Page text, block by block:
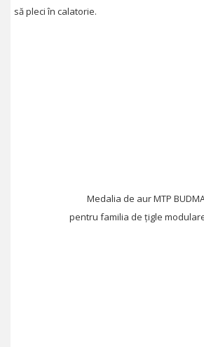
să pleci în calatorie.
Medalia de aur MTP
pentru familia de țigle